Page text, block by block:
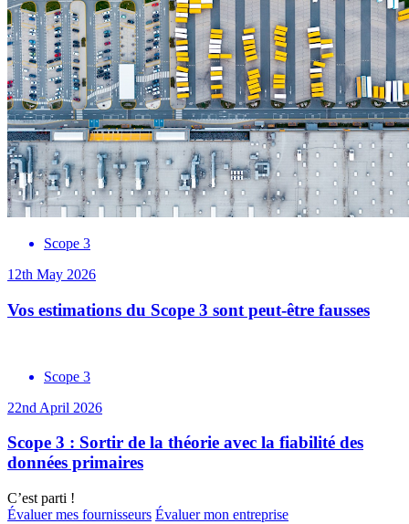
Scope 3
12th May 2026
Vos estimations du Scope 3 sont peut-être fausses
Scope 3
22nd April 2026
Scope 3 : Sortir de la théorie avec la fiabilité des
données primaires
C’est parti !
Évaluer mes fournisseurs Évaluer mon entreprise